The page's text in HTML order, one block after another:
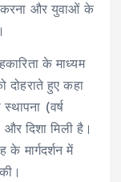
करना और युवाओं के
के माध्यम
दोहराते हुए कहा
(वर्ष
दिशा मिली है।
के मार्गदर्शन में